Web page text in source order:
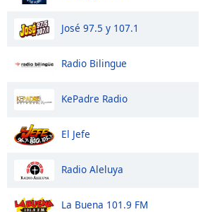
José 97.5 y 107.1
Radio Bilingue
KePadre Radio
El Jefe
Radio Aleluya
La Buena 101.9 FM